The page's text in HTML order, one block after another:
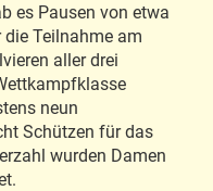
es Pausen von etwa
Teilnahme am
aller drei
neun
Schützen für das
wurden Damen